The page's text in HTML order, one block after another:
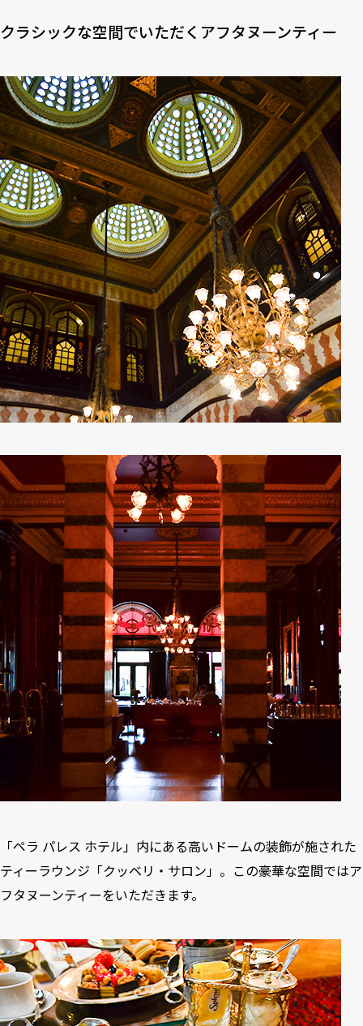
クラシックな空間でいただくアフタヌーンティー
「ペラ パレス ホテル」内にある高いドームの装飾が施された
ティーラウンジ「クッベリ・サロン」。この豪華な空間ではア
フタヌーンティーをいただきます。